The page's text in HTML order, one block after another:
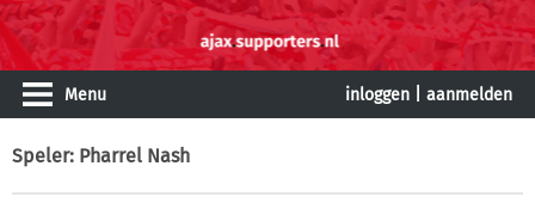
Menu inloggen aanmelden
Speler: Pharrel Nash